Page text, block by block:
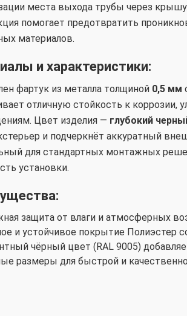
места выхода трубы через
помогает предотвратить
материалов.
и характеристики:
фартук из металла толщиной 0,5 мм
отличную стойкость к коррозии,
Цвет изделия — глубокий
и подчеркнёт аккуратный
для стандартных монтажных
установки.
защита от влаги и атмосферных
и устойчивое покрытие Полиэстер
чёрный цвет (RAL 9005)
размеры для быстрой и